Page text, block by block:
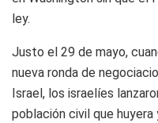
ley.
Justo el 29 de mayo,
nueva ronda de
Israel, los israelíes
población civil que huyera